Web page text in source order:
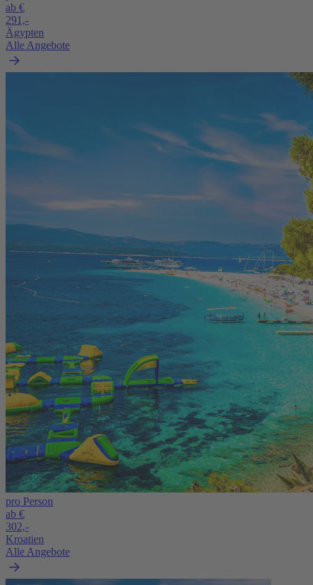
ab €
291,-
Ägypten
Alle Angebote
pro Person
ab €
302,-
Kroatien
Alle Angebote